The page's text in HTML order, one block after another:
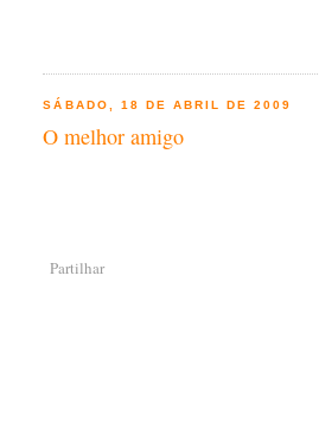
SÁBADO, 18 DE ABRIL DE 2009
O melhor amigo
Partilhar